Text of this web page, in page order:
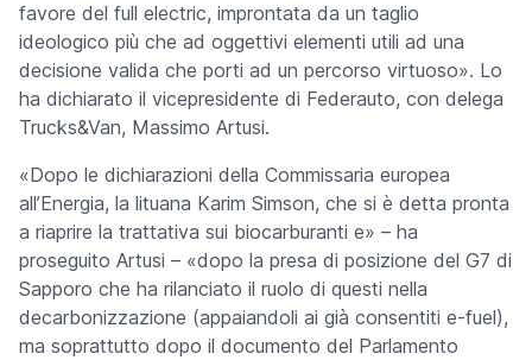
favore del full electric, improntata da un taglio
ideologico più che ad oggettivi elementi utili ad una
decisione valida che porti ad un percorso virtuoso». Lo
ha dichiarato il vicepresidente di Federauto, con delega
Trucks&Van, Massimo Artusi.
«Dopo le dichiarazioni della Commissaria europea
all’Energia, la lituana Karim Simson, che si è detta pronta
a riaprire la trattativa sui biocarburanti e» – ha
proseguito Artusi – «dopo la presa di posizione del G7 di
Sapporo che ha rilanciato il ruolo di questi nella
decarbonizzazione (appaiandoli ai già consentiti e-fuel),
ma soprattutto dopo il documento del Parlamento